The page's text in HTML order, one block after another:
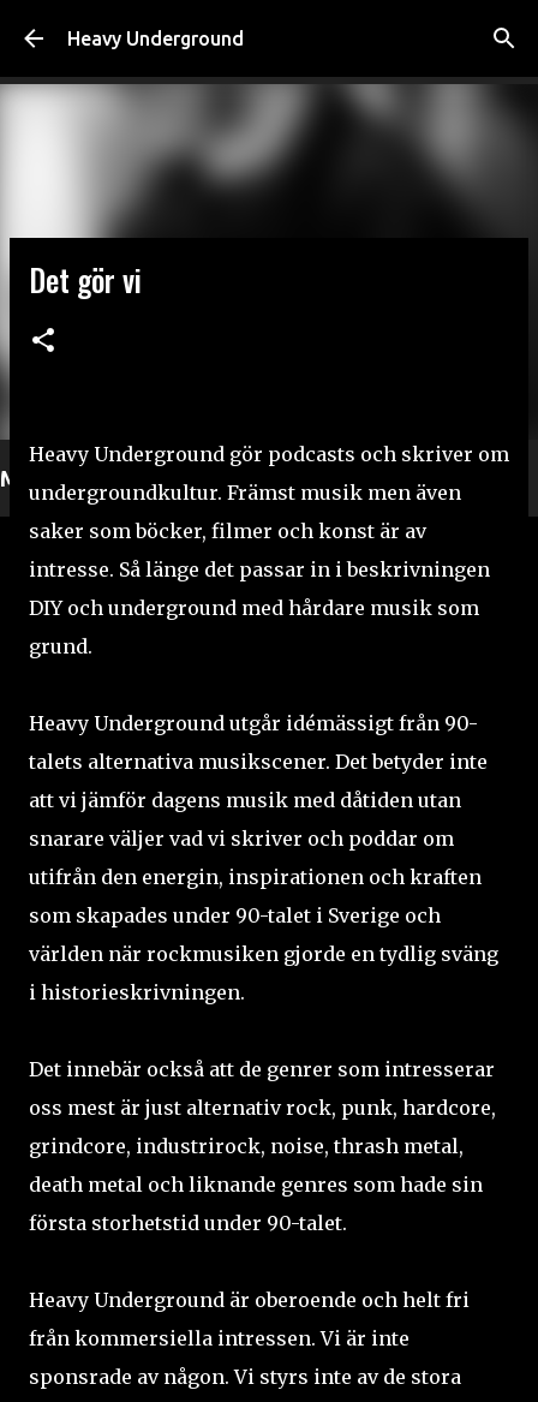
Fortsätt till huvudinnehåll
Heavy Underground
Mer läsning
Det gör vi
Heavy Underground gör podcasts och skriver om
undergroundkultur. Främst musik men även
saker som böcker, filmer och konst är av
intresse. Så länge det passar in i beskrivningen
DIY och underground med hårdare musik som
grund.
Heavy Underground utgår idémässigt från 90-
talets alternativa musikscener. Det betyder inte
att vi jämför dagens musik med dåtiden utan
snarare väljer vad vi skriver och poddar om
utifrån den energin, inspirationen och kraften
som skapades under 90-talet i Sverige och
världen när rockmusiken gjorde en tydlig sväng
i historieskrivningen.
Det innebär också att de genrer som intresserar
oss mest är just alternativ rock, punk, hardcore,
grindcore, industrirock, noise, thrash metal,
death metal och liknande genres som hade sin
första storhetstid under 90-talet.
Heavy Underground är oberoende och helt fri
från kommersiella intressen. Vi är inte
sponsrade av någon. Vi styrs inte av de stora